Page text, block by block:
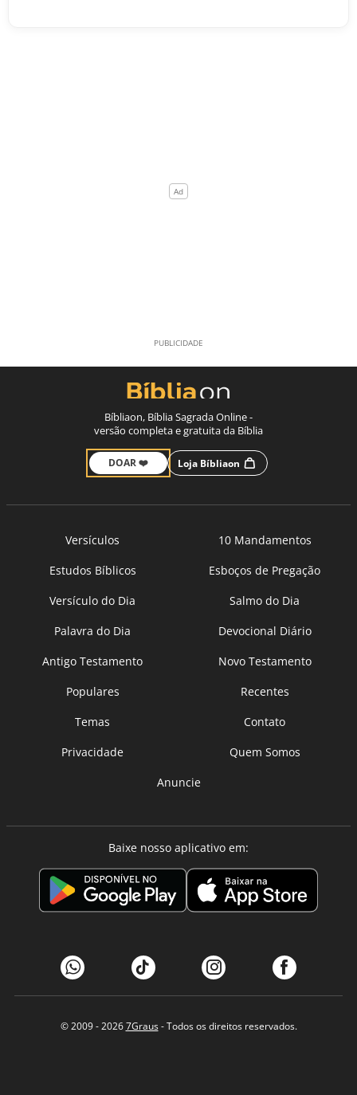
Bíbliaon, Bíblia Sagrada Online -
versão completa e gratuita da Bíblia
DOAR ❤️ Loja Bíbliaon
Versículos
10 Mandamentos
Estudos Bíblicos
Esboços de Pregação
Versículo do Dia
Salmo do Dia
Palavra do Dia
Devocional Diário
Antigo Testamento
Novo Testamento
Populares
Recentes
Temas
Contato
Privacidade
Quem Somos
Anuncie
Baixe nosso aplicativo em:
© 2009 - 20267Graus- Todos os direitos reservados.